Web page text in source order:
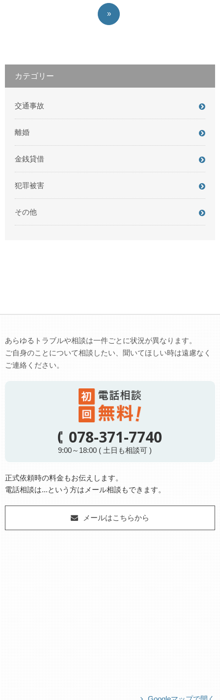
»
カテゴリー
交通事故
離婚
金銭貸借
犯罪被害
その他
あらゆるトラブルや相談は一件ごとに状況が異なります。
ご自身のことについて相談したい、聞いてほしい時は遠慮なく
ご連絡ください。
078-371-7740
9:00～18:00 ( 土日も相談可 )
正式依頼時の料金もお伝えします。
電話相談は...という方はメール相談もできます。
メールはこちらから